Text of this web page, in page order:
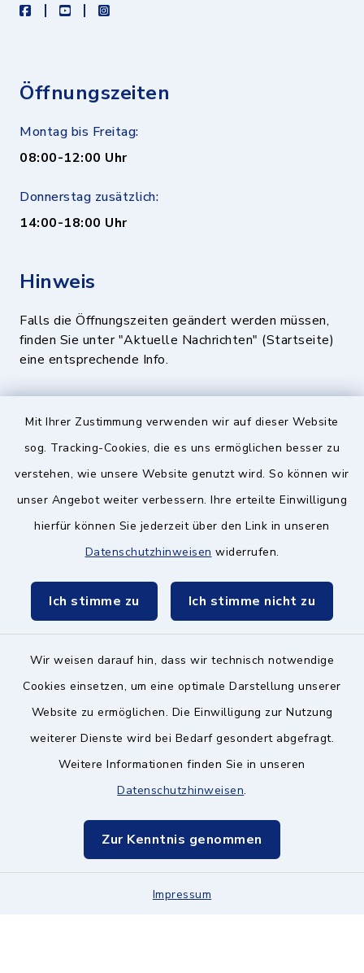
Mit Ihrer Zustimmung verwenden wir auf dieser Website
sog. Tracking-Cookies, die es uns ermöglichen besser zu
verstehen, wie unsere Website genutzt wird. So können wir
unser Angebot weiter verbessern. Ihre erteilte Einwilligung
hierfür können Sie jederzeit über den Link in unseren
Datenschutzhinweisen widerrufen.
Ich stimme zu Ich stimme nicht zu
Wir weisen darauf hin, dass wir technisch notwendige
Cookies einsetzen, um eine optimale Darstellung unserer
Website zu ermöglichen. Die Einwilligung zur Nutzung
weiterer Dienste wird bei Bedarf gesondert abgefragt.
Weitere Informationen finden Sie in unseren
Datenschutzhinweisen.
Zur Kenntnis genommen
Impressum
facebookyoutubeinstagram
Öffnungszeiten
Montag bis Freitag:
08:00-12:00 Uhr
Donnerstag zusätzlich:
14:00-18:00 Uhr
Hinweis
Falls die Öffnungszeiten geändert werden müssen,
finden Sie unter "Aktuelle Nachrichten" (Startseite)
eine entsprechende Info.
Quicklinks
BayernPortal
Landratsamt München
Zweckverband München Südost
Kontakt ins Rathaus
Datenschutz
Hinweisgeberschutz
Sitemap